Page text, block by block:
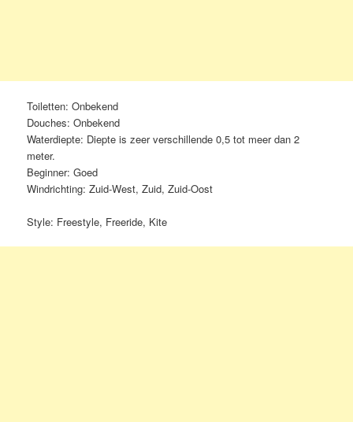
Toiletten: Onbekend
Douches: Onbekend
Waterdiepte: Diepte is zeer verschillende 0,5 tot meer dan 2
meter.
Beginner: Goed
Windrichting: Zuid-West, Zuid, Zuid-Oost
Style: Freestyle, Freeride, Kite